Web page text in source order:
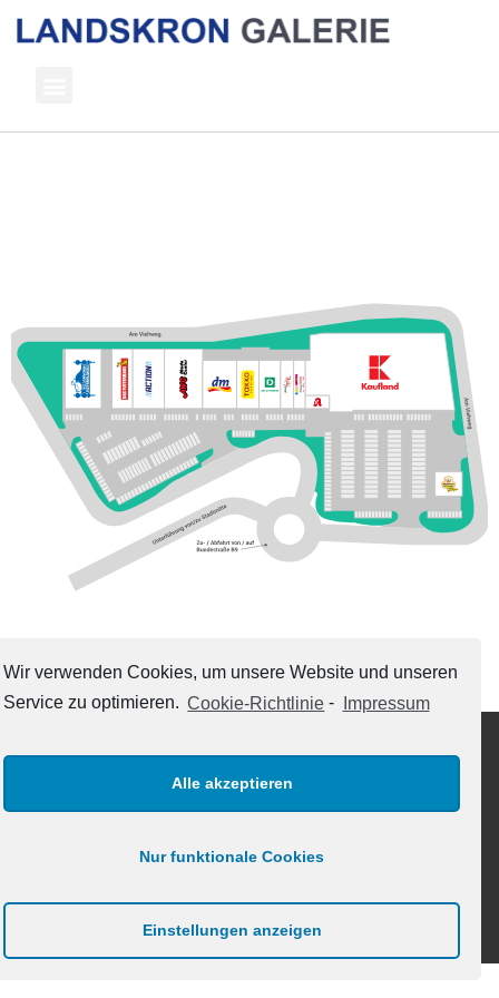
Wir verwenden Cookies, um unsere Website und unseren
Service zu optimieren. Cookie-Richtlinie - Impressum
Alle akzeptieren
Nur funktionale Cookies
Einstellungen anzeigen
Baumschulweg 84, 55276 Oppenheim